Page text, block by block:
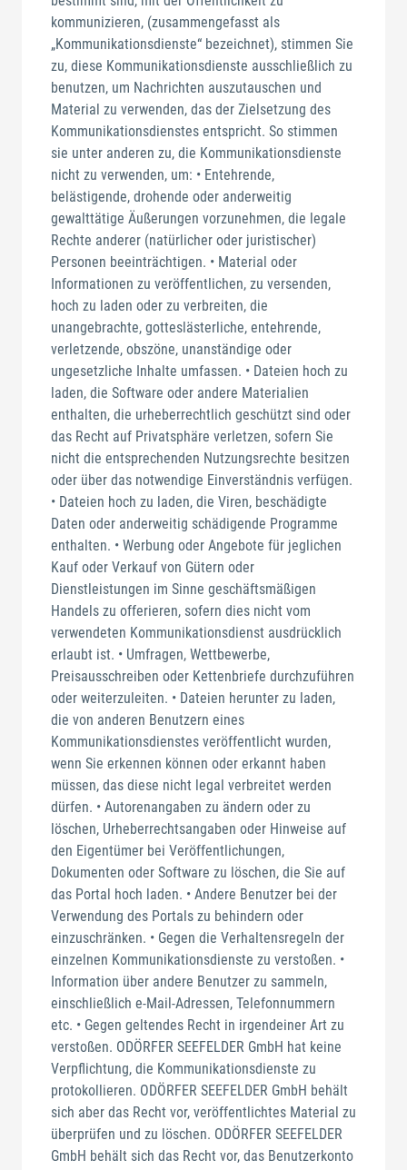
kommunizieren, (zusammengefasst als
„Kommunikationsdienste“ bezeichnet), stimmen Sie
zu, diese Kommunikationsdienste ausschließlich zu
benutzen, um Nachrichten auszutauschen und
Material zu verwenden, das der Zielsetzung des
Kommunikationsdienstes entspricht. So stimmen
sie unter anderen zu, die Kommunikationsdienste
nicht zu verwenden, um: • Entehrende,
belästigende, drohende oder anderweitig
gewalttätige Äußerungen vorzunehmen, die legale
Rechte anderer (natürlicher oder juristischer)
Personen beeinträchtigen. • Material oder
Informationen zu veröffentlichen, zu versenden,
hoch zu laden oder zu verbreiten, die
unangebrachte, gotteslästerliche, entehrende,
verletzende, obszöne, unanständige oder
ungesetzliche Inhalte umfassen. • Dateien hoch zu
laden, die Software oder andere Materialien
enthalten, die urheberrechtlich geschützt sind oder
das Recht auf Privatsphäre verletzen, sofern Sie
nicht die entsprechenden Nutzungsrechte besitzen
oder über das notwendige Einverständnis verfügen.
• Dateien hoch zu laden, die Viren, beschädigte
Daten oder anderweitig schädigende Programme
enthalten. • Werbung oder Angebote für jeglichen
Kauf oder Verkauf von Gütern oder
Dienstleistungen im Sinne geschäftsmäßigen
Handels zu offerieren, sofern dies nicht vom
verwendeten Kommunikationsdienst ausdrücklich
erlaubt ist. • Umfragen, Wettbewerbe,
Preisausschreiben oder Kettenbriefe durchzuführen
oder weiterzuleiten. • Dateien herunter zu laden,
die von anderen Benutzern eines
Kommunikationsdienstes veröffentlicht wurden,
wenn Sie erkennen können oder erkannt haben
müssen, das diese nicht legal verbreitet werden
dürfen. • Autorenangaben zu ändern oder zu
löschen, Urheberrechtsangaben oder Hinweise auf
den Eigentümer bei Veröffentlichungen,
Dokumenten oder Software zu löschen, die Sie auf
das Portal hoch laden. • Andere Benutzer bei der
Verwendung des Portals zu behindern oder
einzuschränken. • Gegen die Verhaltensregeln der
einzelnen Kommunikationsdienste zu verstoßen. •
Information über andere Benutzer zu sammeln,
einschließlich e-Mail-Adressen, Telefonnummern
etc. • Gegen geltendes Recht in irgendeiner Art zu
verstoßen. ODÖRFER SEEFELDER GmbH hat keine
Verpflichtung, die Kommunikationsdienste zu
protokollieren. ODÖRFER SEEFELDER GmbH behält
sich aber das Recht vor, veröffentlichtes Material zu
überprüfen und zu löschen. ODÖRFER SEEFELDER
GmbH behält sich das Recht vor, das Benutzerkonto